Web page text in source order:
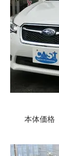
本体価格